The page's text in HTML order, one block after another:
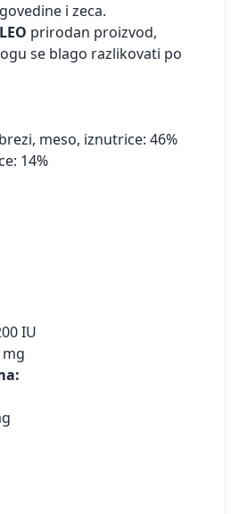
i zeca.
prirodan proizvod,
se blago razlikovati po
meso, iznutrice: 46%
14%
IU
mg